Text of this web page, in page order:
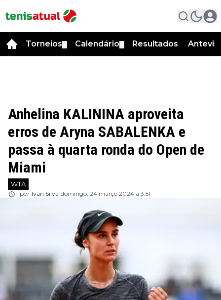
Torneios Calendário Resultados
Anhelina KALININA aproveita
erros de Aryna SABALENKA e
passa à quarta ronda do Open de
Miami
WTA
por Ivan Silva domingo, 24 março 2024 a 3:51